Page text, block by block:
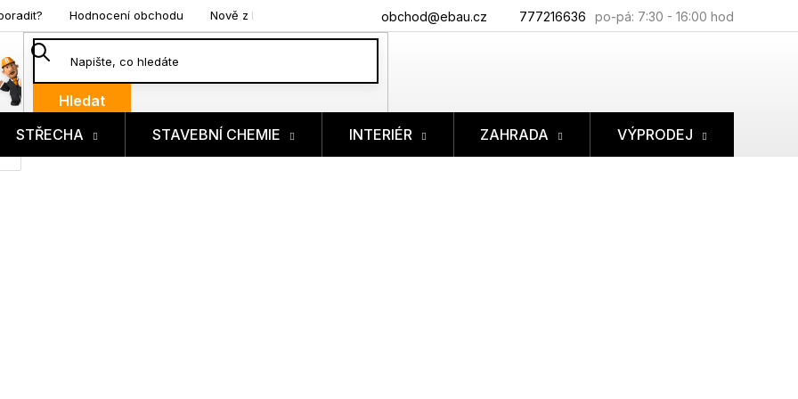
777216636
obchod@ebau.cz
Hodnocení obchodu Nově z blogu
Hledat
STŘECHA STAVEBNÍ CHEMIE INTERIÉR ZAHRADA VÝPRODEJ